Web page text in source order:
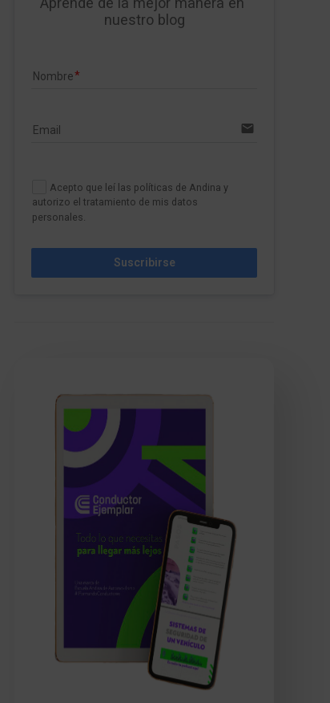
nuestro blog
Nombre
Email email
Acepto que leí las políticas de Andina y
autorizo el tratamiento de mis datos
personales.
Suscribirse